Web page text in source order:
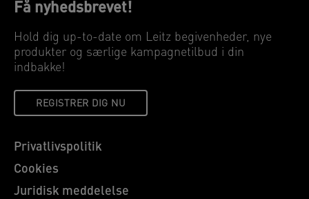
Få nyhedsbrevet!
Hold dig up-to-date om Leitz begivenheder, nye
produkter og særlige kampagnetilbud i din
indbakke!
REGISTRER DIG NU
Privatlivspolitik
Cookies
Juridisk meddelelse